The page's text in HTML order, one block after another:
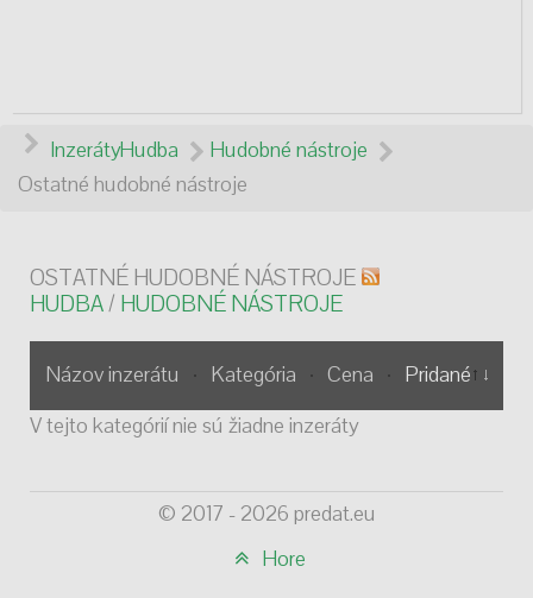
InzerátyHudba
Hudobné nástroje
Ostatné hudobné nástroje
OSTATNÉ HUDOBNÉ NÁSTROJE
HUDBA/ HUDOBNÉ NÁSTROJE
Názov inzerátu Kategória Cena
Pridané
V tejto kategórií nie sú žiadne inzeráty
© 2017 - 2026 predat.eu
Hore